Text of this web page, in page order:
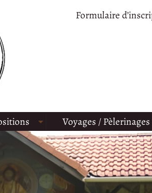
Formulaire
Voyages / Pèlerinages